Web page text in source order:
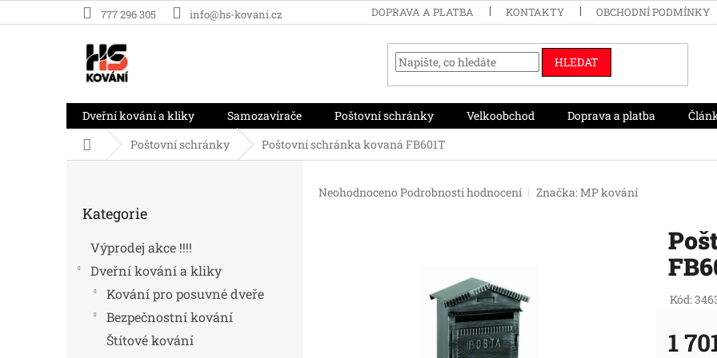
na
777 296 305 info@hs-kovani.cz DOPRAVA A PLATBA KONTAKTY OBCHODNÍ PODMÍNKY
HLEDAT
Dveřní kování a kliky Samozavírače Poštovní schránky Velkoobchod Doprava a platba
Domů Poštovní schránky Poštovní schránka kovaná FB601T
kategorie
Kategorie
Výprodej akce !!!!
Dveřní kování a kliky
Kování pro posuvné dveře
Bezpečnostní kování
Štítové kování
Průměrné
Neohodnoceno Podrobnosti hodnocení Značka:MP kování
Kód:
1